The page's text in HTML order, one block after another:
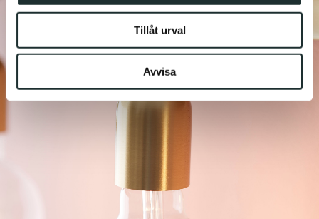
information som du har tillhandahållit eller som de har
samlat in när du har använt deras tjänster.
Tillåt urval
Avvisa